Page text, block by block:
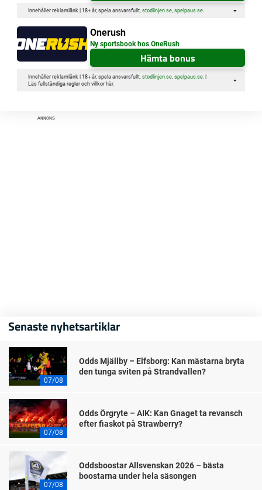
Innehåller reklamlänk | 18+ år, spela ansvarsfullt, stodlinjen.se, spelpaus.se.
Onerush
Ny sportsbook hos OneRush
Hämta bonus
Innehåller reklamlänk | 18+ år, spela ansvarsfullt, stodlinjen.se, spelpaus.se. |
Läs fullständiga regler och villkor här.
ANNONS
Senaste nyhetsartiklar
07/08
Odds Mjällby – Elfsborg: Kan mästarna bryta
den tunga sviten på Strandvallen?
07/08
Odds Örgryte – AIK: Kan Gnaget ta revansch
efter fiaskot på Strawberry?
07/08
Oddsboostar Allsvenskan 2026 – bästa
boostarna under hela säsongen